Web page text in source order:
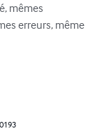
mêmes
erreurs, même